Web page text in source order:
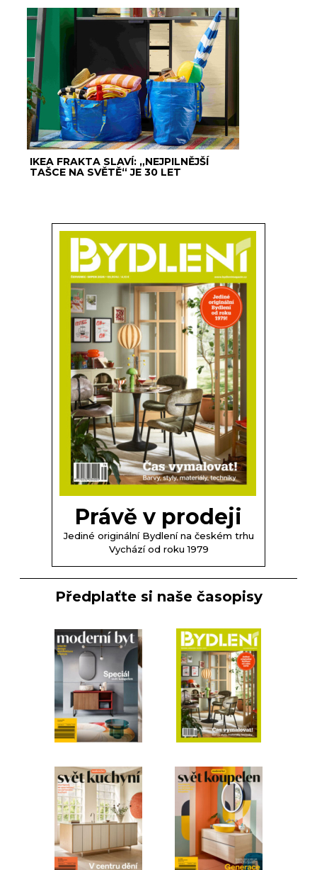
IKEA FRAKTA SLAVÍ: „NEJPILNĚJŠÍ
TAŠCE NA SVĚTĚ“ JE 30 LET
Právě v prodeji
Jediné originální Bydlení na českém trhu
Vychází od roku 1979
Předplaťte si naše časopisy